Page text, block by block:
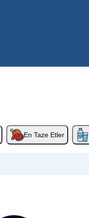
En Taze Etler